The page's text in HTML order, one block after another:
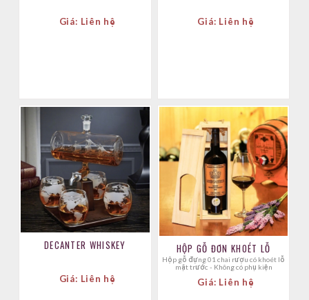
Giá: Liên hệ Giá: Liên hệ
DECANTER WHISKEY
Giá: Liên hệ
HỘP GỖ ĐƠN KHOÉT LỖ
Hộp gỗ đựng 01 chai rượu có khoét lỗ
mặt trước - Không có phụ kiện
Giá: Liên hệ